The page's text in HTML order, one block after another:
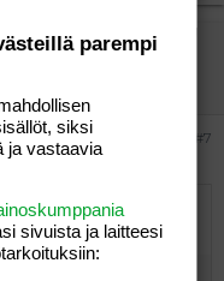
#7
klo 22:12 tiiamaria
parempi
siksi
ja vastaavia
sivuista ja laitteesi